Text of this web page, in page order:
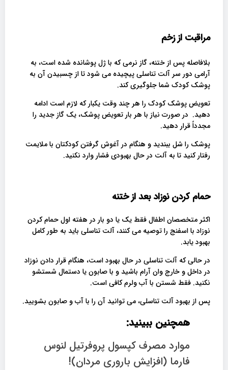
مراقبت از زخم
بلافاصله پس از ختنه، گاز نرمی که با ژل پوشانده شده است، به
آرامی دور سر آلت تناسلی پیچیده می شود تا از چسبیدن آن به
پوشک کودک شما جلوگیری کند.
تعویض پوشک کودک را هر چند وقت یکبار که لازم است ادامه
دهید. در صورت نیاز با هر بار تعویض پوشک، یک گاز جدید را
مجدداً قرار دهید.
پوشک را شل ببندید و هنگام در آغوش گرفتن کودکتان با ملایمت
رفتار کنید تا به آلت در حال بهبودی فشار وارد نکنید.
حمام کردن نوزاد بعد از ختنه
اکثر متخصصان اطفال فقط یک یا دو بار در هفته اول حمام کردن
نوزاد با اسفنج را توصیه می کنند، آلت تناسلی باید به طور کامل
بهبود یابد.
در حالی که آلت تناسلی در حال بهبود است، هنگام قرار دادن نوزاد
در داخل و خارج وان آرام باشید و با صابون یا دستمال شستشو
نکنید. فقط شستن با آب ولرم کافی است.
پس از بهبود آلت تناسلی، می توانید آن را با آب و صابون بشویید.
همچنین ببینید:
موارد مصرف کپسول پروفرتیل لنوس
فارما (افزایش باروری مردان)!